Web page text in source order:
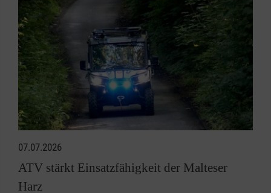
07.07.2026
ATV stärkt Einsatzfähigkeit der Malteser
Harz